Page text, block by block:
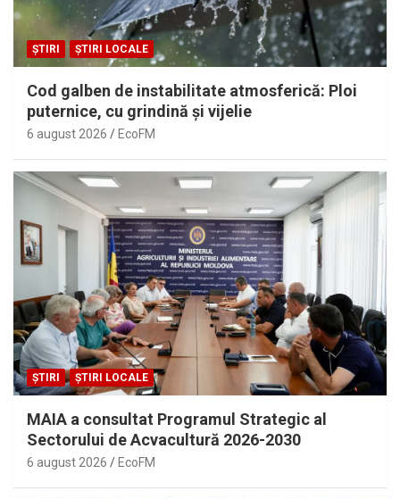
ȘTIRI ȘTIRI LOCALE
Cod galben de instabilitate atmosferică: Ploi
puternice, cu grindină și vijelie
6 august 2026 EcoFM
ȘTIRI ȘTIRI LOCALE
MAIA a consultat Programul Strategic al
Sectorului de Acvacultură 2026-2030
6 august 2026 EcoFM